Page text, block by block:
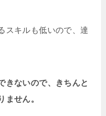
スキルも低いので、達
きないので、きちんと
ません。